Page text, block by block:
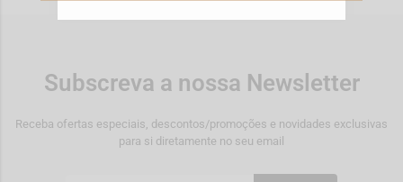
Subscreva a nossa Newsletter
Receba ofertas especiais, descontos/promoções e novidades exclusivas
para si diretamente no seu email